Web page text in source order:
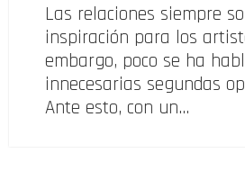
Las relaciones siempre
inspiración para los
embargo, poco se ha
innecesarias segundas
Ante esto, con un…